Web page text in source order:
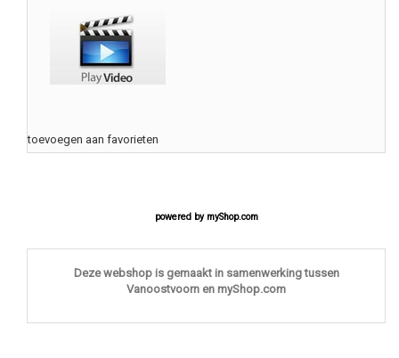
toevoegen aan favorieten
powered by myShop.com
Deze webshop is gemaakt in samenwerking tussen
Vanoostvoorn en myShop.com